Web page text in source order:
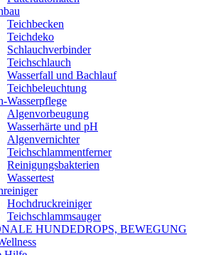
Teichbecken
Teichdeko
Schlauchverbinder
Teichschlauch
Wasserfall und Bachlauf
Teichbeleuchtung
Wasserpflege
Algenvorbeugung
Wasserhärte und pH
Algenvernichter
Teichschlammentferner
Reinigungsbakterien
Wassertest
Hochdruckreiniger
Teichschlammsauger
HUNDEDROPS, BEWEGUNG